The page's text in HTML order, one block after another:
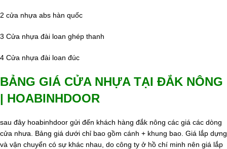
2 cửa nhựa abs hàn quốc
3 Cửa nhựa đài loan ghép thanh
4 Cửa nhựa đài loan đúc
BẢNG GIÁ CỬA NHỰA TẠI ĐẮK NÔNG
| HOABINHDOOR
sau đây hoabinhdoor gửi đến khách hàng đắk nông các giá các dòng
cửa nhưa. Bảng giá dưới chỉ bao gồm cánh + khung bao. Giá lắp dựng
và vận chuyển có sự khác nhau, do công ty ở hồ chí minh nên giá lắp